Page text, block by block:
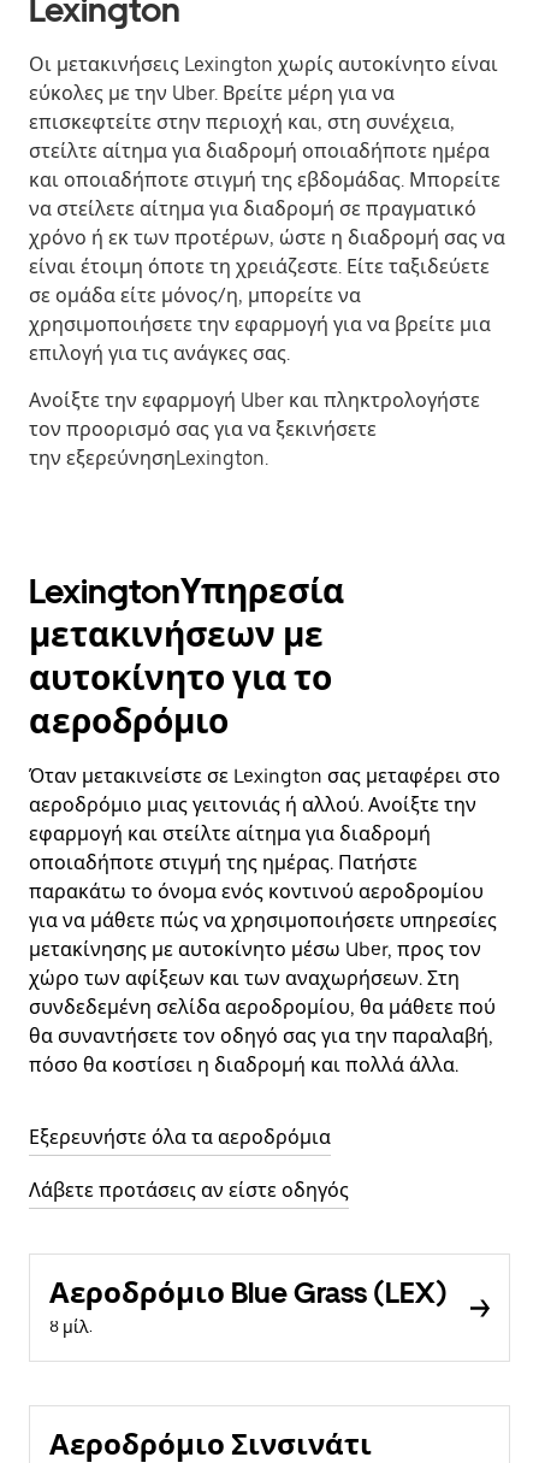
Lexington
Οι μετακινήσεις Lexington χωρίς αυτοκίνητο είναι
εύκολες με την Uber. Βρείτε μέρη για να
επισκεφτείτε στην περιοχή και, στη συνέχεια,
στείλτε αίτημα για διαδρομή οποιαδήποτε ημέρα
και οποιαδήποτε στιγμή της εβδομάδας. Μπορείτε
να στείλετε αίτημα για διαδρομή σε πραγματικό
χρόνο ή εκ των προτέρων, ώστε η διαδρομή σας να
είναι έτοιμη όποτε τη χρειάζεστε. Είτε ταξιδεύετε
σε ομάδα είτε μόνος/η, μπορείτε να
χρησιμοποιήσετε την εφαρμογή για να βρείτε μια
επιλογή για τις ανάγκες σας.
Ανοίξτε την εφαρμογή Uber και πληκτρολογήστε
τον προορισμό σας για να ξεκινήσετε
την εξερεύνησηLexington.
LexingtonΥπηρεσία
μετακινήσεων με
αυτοκίνητο για το
αεροδρόμιο
Όταν μετακινείστε σε Lexington σας μεταφέρει στο
αεροδρόμιο μιας γειτονιάς ή αλλού. Ανοίξτε την
εφαρμογή και στείλτε αίτημα για διαδρομή
οποιαδήποτε στιγμή της ημέρας. Πατήστε
παρακάτω το όνομα ενός κοντινού αεροδρομίου
για να μάθετε πώς να χρησιμοποιήσετε υπηρεσίες
μετακίνησης με αυτοκίνητο μέσω Uber, προς τον
χώρο των αφίξεων και των αναχωρήσεων. Στη
συνδεδεμένη σελίδα αεροδρομίου, θα μάθετε πού
θα συναντήσετε τον οδηγό σας για την παραλαβή,
πόσο θα κοστίσει η διαδρομή και πολλά άλλα.
Εξερευνήστε όλα τα αεροδρόμια
Λάβετε προτάσεις αν είστε οδηγός
Αεροδρόμιο Blue Grass (LEX)
8 μίλ.
Αεροδρόμιο Σινσινάτι